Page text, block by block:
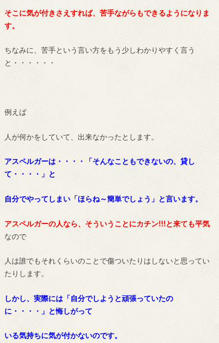
そこに気が付きさえすれば、苦手ながらもできるようになりま
す。
ちなみに、苦手という言い方をもう少しわかりやすく言う
と・・・・・・
例えば
人が何かをしていて、出来なかったとします。
アスペルガーは・・・・「そんなこともできないの、貸し
て・・・・」と
自分でやってしまい「ほらね～簡単でしょう」と言います。
アスペルガーの人なら、そういうことにカチン!!!と来ても平気
なので
人は誰でもそれくらいのことで傷ついたりはしないと思ってい
たりします。
しかし、実際には「自分でしようと頑張っていたの
に・・・・」と悔しがって
いる気持ちに気が付かないのです。